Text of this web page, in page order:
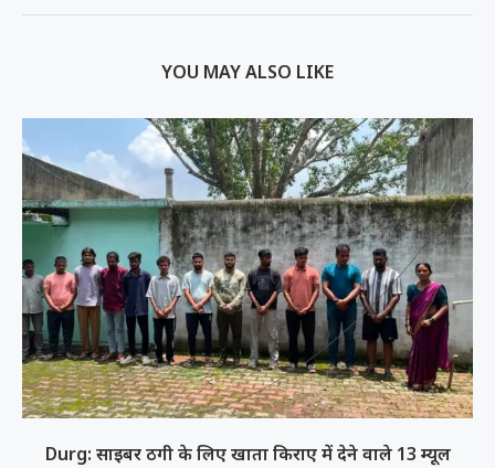
YOU MAY ALSO LIKE
Durg: साइबर ठगी के लिए खाता किराए में देने वाले 13 म्यूल